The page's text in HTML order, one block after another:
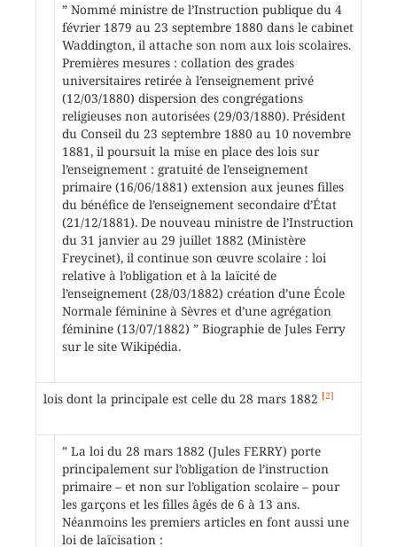
” Nommé ministre de l’Instruction publique du 4
février 1879 au 23 septembre 1880 dans le cabinet
Waddington, il attache son nom aux lois scolaires.
Premières mesures : collation des grades
universitaires retirée à l’enseignement privé
(12/03/1880) dispersion des congrégations
religieuses non autorisées (29/03/1880). Président
du Conseil du 23 septembre 1880 au 10 novembre
1881, il poursuit la mise en place des lois sur
l’enseignement : gratuité de l’enseignement
primaire (16/06/1881) extension aux jeunes filles
du bénéfice de l’enseignement secondaire d’État
(21/12/1881). De nouveau ministre de l’Instruction
du 31 janvier au 29 juillet 1882 (Ministère
Freycinet), il continue son œuvre scolaire : loi
relative à l’obligation et à la laïcité de
l’enseignement (28/03/1882) création d’une École
Normale féminine à Sèvres et d’une agrégation
féminine (13/07/1882) ” Biographie de Jules Ferry
sur le site Wikipédia.
lois dont la principale est celle du 28 mars 1882 [2]
” La loi du 28 mars 1882 (Jules FERRY) porte
principalement sur l’obligation de l’instruction
primaire – et non sur l’obligation scolaire – pour
les garçons et les filles âgés de 6 à 13 ans.
Néanmoins les premiers articles en font aussi une
loi de laïcisation :